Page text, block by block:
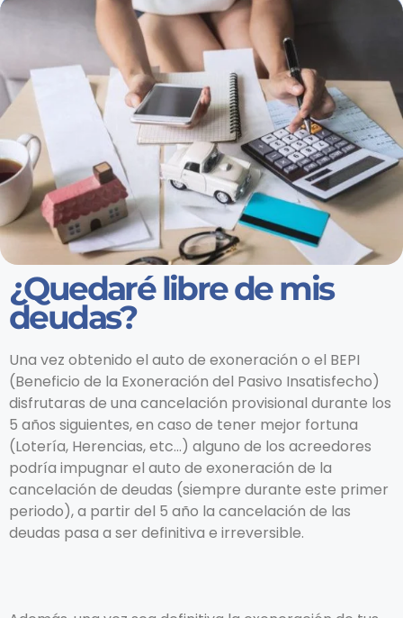
¿Quedaré libre de mis
deudas?
Una vez obtenido el auto de exoneración o el BEPI
(Beneficio de la Exoneración del Pasivo Insatisfecho)
disfrutaras de una cancelación provisional durante los
5 años siguientes, en caso de tener mejor fortuna
(Lotería, Herencias, etc…) alguno de los acreedores
podría impugnar el auto de exoneración de la
cancelación de deudas (siempre durante este primer
periodo), a partir del 5 año la cancelación de las
deudas pasa a ser definitiva e irreversible.